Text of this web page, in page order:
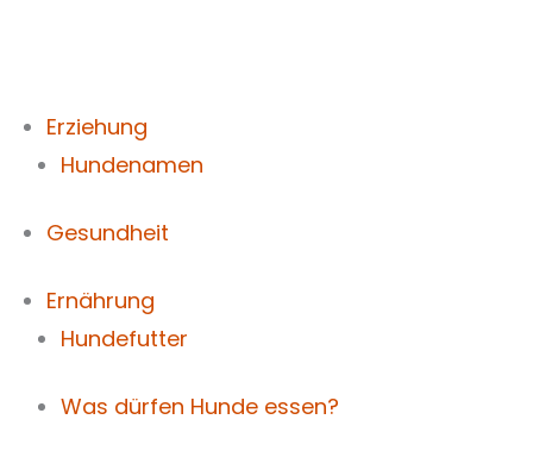
Erziehung
Hundenamen
Gesundheit
Ernährung
Hundefutter
Was dürfen Hunde essen?